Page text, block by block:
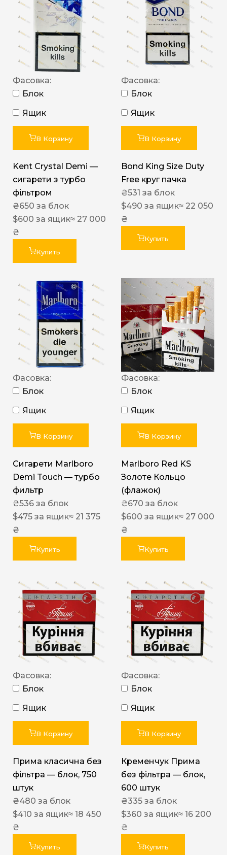
Фасовка:
Блок
Ящик
В Корзину
Kent Crystal Demi —
сигарети з турбо
фільтром
₴650 за блок
$600 за ящик≈ 27 000
₴
Купить
Фасовка:
Блок
Ящик
В Корзину
Bond King Size Duty
Free круг пачка
₴531 за блок
$490 за ящик≈ 22 050
₴
Купить
Фасовка:
Блок
Ящик
В Корзину
Сигарети Marlboro
Demi Touch — турбо
фильтр
₴536 за блок
$475 за ящик≈ 21 375
₴
Купить
Фасовка:
Блок
Ящик
В Корзину
Marlboro Red KS
Золоте Кольцо
(флажок)
₴670 за блок
$600 за ящик≈ 27 000
₴
Купить
Фасовка:
Блок
Ящик
В Корзину
Прима класична без
фільтра — блок, 750
штук
₴480 за блок
$410 за ящик≈ 18 450
₴
Купить
Фасовка:
Блок
Ящик
В Корзину
Кременчук Прима
без фільтра — блок,
600 штук
₴335 за блок
$360 за ящик≈ 16 200
₴
Купить